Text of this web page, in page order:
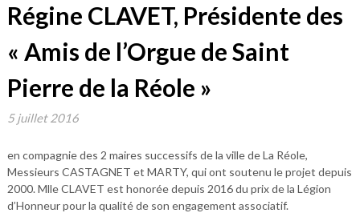
Régine CLAVET, Présidente des
« Amis de l’Orgue de Saint
Pierre de la Réole »
5 juillet 2016
en compagnie des 2 maires successifs de la ville de La Réole,
Messieurs CASTAGNET et MARTY, qui ont soutenu le projet depuis
2000. Mlle CLAVET est honorée depuis 2016 du prix de la Légion
d’Honneur pour la qualité de son engagement associatif.